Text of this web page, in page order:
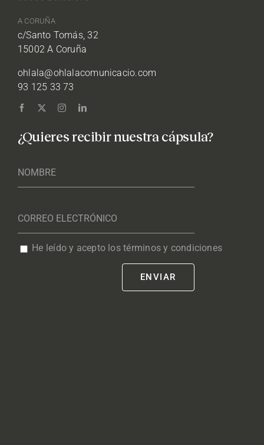
A CORUÑA
c/Santo Tomás, 32
15002 A Coruña
ohlala@ohlalacomunicacio.com
93 125 33 73
¿Quieres recibir nuestra cápsula?
He leído y acepto los términos y condiciones